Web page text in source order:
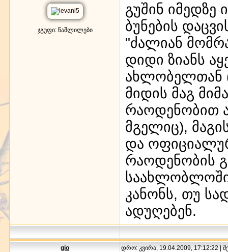
ჯგუფი: წაშლილები
გუშინ იმედზე
ბუნების
"ძალიან
დიდი ზიანს
ახლობელთან
მიდის მაგ
რაოდენობით
მგელიც),
და
რაოდენობის
საახლობლოში
კანონს, თუ
ადუღებენ.
gio დრო: კვირა, 19.04.2009, 17:12:22 |